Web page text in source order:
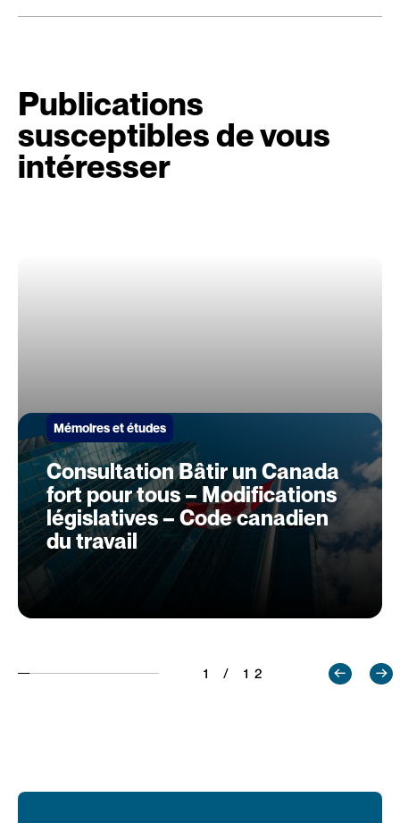
Publications
susceptibles de vous
intéresser
Mémoires et études
Consultation Bâtir un Canada
fort pour tous – Modifications
législatives – Code canadien
du travail
1 / 12